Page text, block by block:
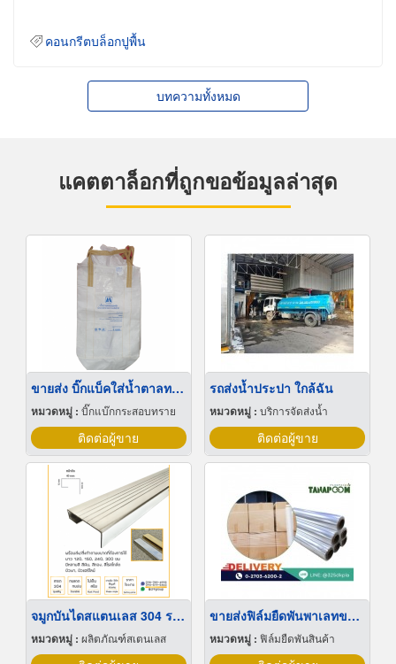
คอนกรีตบล็อกปูพื้น
บทความทั้งหมด
แคตตาล็อกที่ถูกขอข้อมูลล่าสุด
ขายส่ง บิ๊กแบ็คใส่น้ำตาลทราย สมุทรปราการ
หมวดหมู่ : บิ๊กแบ๊กกระสอบทราย
ติดต่อผู้ขาย
รถส่งน้ำประปา ใกล้ฉัน
หมวดหมู่ : บริการจัดส่งน้ำ
ติดต่อผู้ขาย
จมูกบันไดสแตนเลส 304 ราคาโรงงาน
หมวดหมู่ : ผลิตภัณฑ์สเตนเลส
ขายส่งฟิล์มยืดพันพาเลทขนาดพันด้วยมือ Hand wrap
หมวดหมู่ : ฟิล์มยืดพันสินค้า